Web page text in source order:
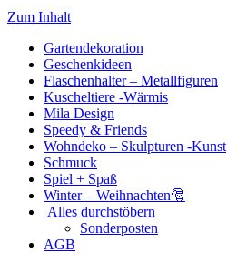
Zum Inhalt
Gartendekoration
Geschenkideen
Flaschenhalter – Metallfiguren
Kuscheltiere -Wärmis
Mila Design
Speedy & Friends
Wohndeko – Skulpturen -Kunst
Schmuck
Spiel + Spaß
Winter – Weihnachten🎅
Alles durchstöbern
Sonderposten
AGB